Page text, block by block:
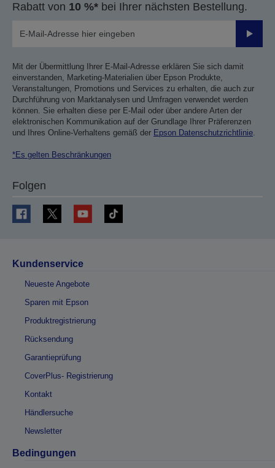
Rabatt von 10 %* bei Ihrer nächsten Bestellung.
Mit der Übermittlung Ihrer E-Mail-Adresse erklären Sie sich damit
einverstanden, Marketing-Materialien über Epson Produkte,
Veranstaltungen, Promotions und Services zu erhalten, die auch zur
Durchführung von Marktanalysen und Umfragen verwendet werden
können. Sie erhalten diese per E-Mail oder über andere Arten der
elektronischen Kommunikation auf der Grundlage Ihrer Präferenzen
und Ihres Online-Verhaltens gemäß der Epson Datenschutzrichtlinie.
*Es gelten Beschränkungen
Folgen
Kundenservice
Neueste Angebote
Sparen mit Epson
Produktregistrierung
Rücksendung
Garantieprüfung
CoverPlus- Registrierung
Kontakt
Händlersuche
Newsletter
Bedingungen